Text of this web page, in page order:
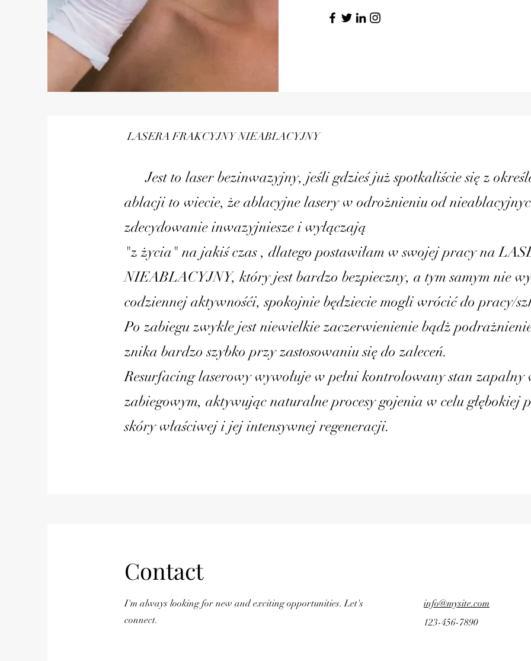
LASERA FRAKCYJNY NIEABLACYJNY
Jest to laser bezinwazyjny, jeśli gdzieś już spotkaliście się z
ablacji to wiecie, że ablacyjne lasery w odrożnieniu od
zdecydowanie inwazyjniesze i wyłączają
"z życia" na jakiś czas , dlatego postawiłam w swojej pracy na
NIEABLACYJNY, który jest bardzo bezpieczny, a tym samym nie
codziennej aktywnośći, spokojnie będziecie mogli wrócić do pracy/
Po zabiegu zwykle jest niewielkie zaczerwienienie bądż
znika bardzo szybko przy zastosowaniu się do zaleceń.
Resurfacing laserowy wywołuje w pełni kontrolowany stan zapalny
zabiegowym, aktywując naturalne procesy gojenia w celu głębokiej
skóry właściwej i jej intensywnej regeneracji.
Contact
I'm always looking for new and exciting opportunities. Let's
connect.
info@mysite.com
123-456-7890